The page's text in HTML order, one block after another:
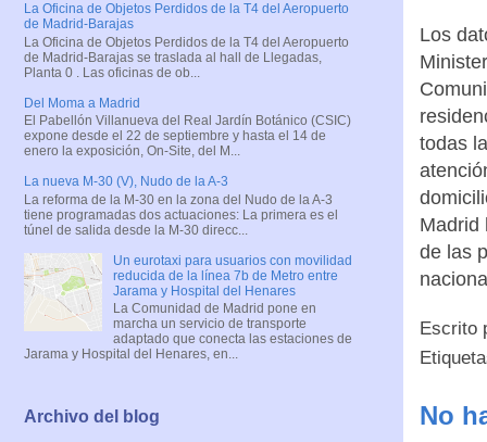
Los
todas
Madrid
de las
Escrito
No
La Oficina de Objetos Perdidos de la T4 del Aeropuerto
de Madrid-Barajas
La Oficina de Objetos Perdidos de la T4 del Aeropuerto
de Madrid-Barajas se traslada al hall de Llegadas,
Planta 0 . Las oficinas de ob...
Del Moma a Madrid
El Pabellón Villanueva del Real Jardín Botánico (CSIC)
expone desde el 22 de septiembre y hasta el 14 de
enero la exposición, On-Site, del M...
La nueva M-30 (V), Nudo de la A-3
La reforma de la M-30 en la zona del Nudo de la A-3
tiene programadas dos actuaciones: La primera es el
túnel de salida desde la M-30 direcc...
Un eurotaxi para usuarios con movilidad
reducida de la línea 7b de Metro entre
Jarama y Hospital del Henares
La Comunidad de Madrid pone en
marcha un servicio de transporte
adaptado que conecta las estaciones de
Jarama y Hospital del Henares, en...
Archivo del blog